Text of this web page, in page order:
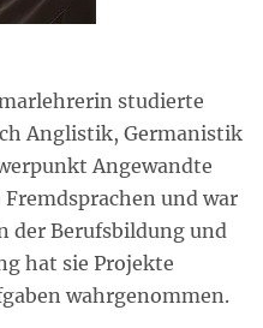
studierte
Anglistik, Germanistik
Angewandte
und war
der Berufsbildung und
hat sie Projekte
wahrgenommen.